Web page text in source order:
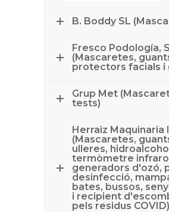
B. Boddy SL
Fresco Podología,
(Mascaretes,
protectors facials i
Grup Met
tests)
Herraiz Maquinaria
(Mascaretes,
ulleres,
termòmetre
generadors d'ozó,
desinfecció,
bates, bussos,
i recipient
pels residus COVID)